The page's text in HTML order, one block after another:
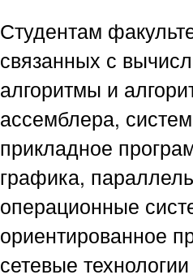
Студентам
связанных с
алгоритмы и
ассемблера,
прикладное
графика,
операционные
ориентированное
сетевые